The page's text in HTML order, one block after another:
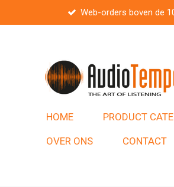
hoofdinhoud
Web-orders boven de
HOME PRODUCT
OVER ONS CONTACT